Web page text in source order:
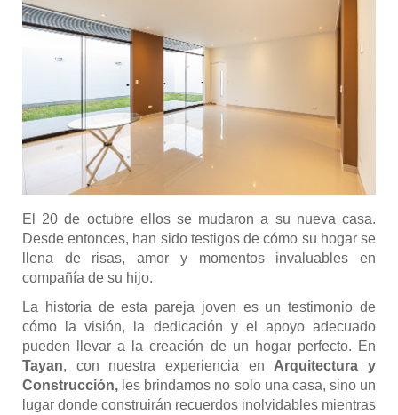
El 20 de octubre ellos se mudaron a su nueva casa.
Desde entonces, han sido testigos de cómo su hogar se
llena de risas, amor y momentos invaluables en
compañía de su hijo.
La historia de esta pareja joven es un testimonio de
cómo la visión, la dedicación y el apoyo adecuado
pueden llevar a la creación de un hogar perfecto. En
Tayan, con nuestra experiencia en Arquitectura y
Construcción, les brindamos no solo una casa, sino un
lugar donde construirán recuerdos inolvidables mientras